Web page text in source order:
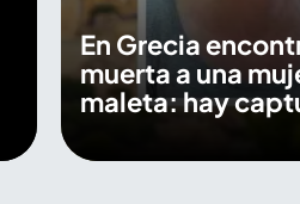
En Grecia
muerta a una
maleta: hay